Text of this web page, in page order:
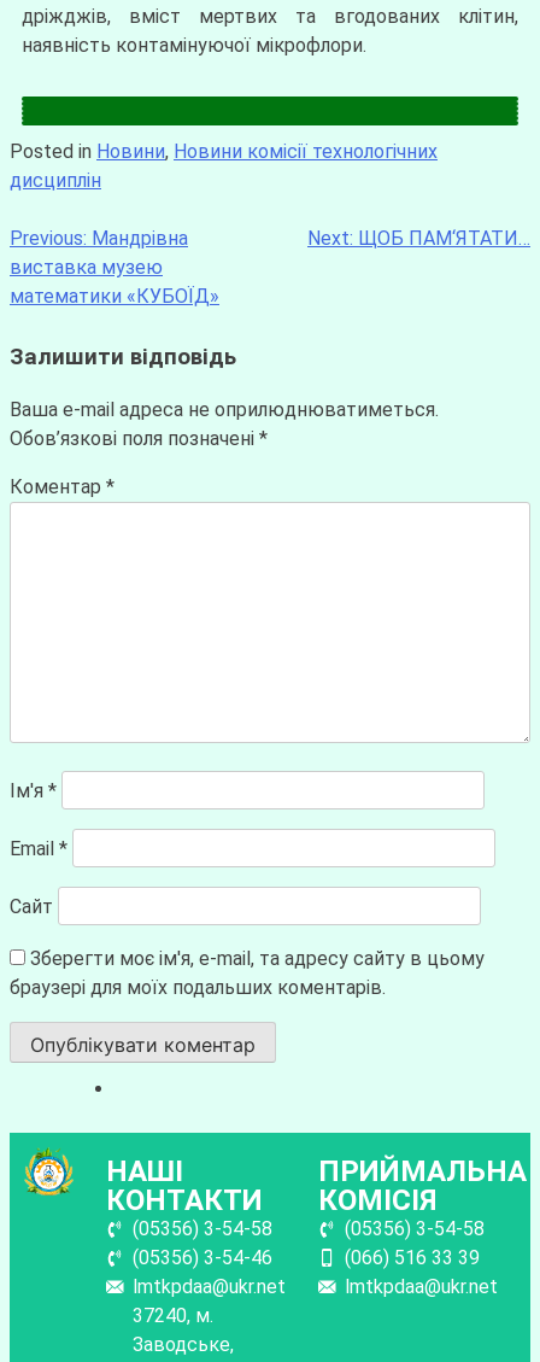
дріжджів, вміст мертвих та вгодованих клітин,
наявність контамінуючої мікрофлори.
Posted in Новини, Новини комісії технологічних
дисциплін
Previous: Мандрівна
виставка музею
математики «КУБОЇД»
Next: ЩОБ ПАМ‘ЯТАТИ…
Залишити відповідь
Ваша e-mail адреса не оприлюднюватиметься.
Обов’язкові поля позначені *
Коментар *
Ім'я *
Email *
Сайт
Зберегти моє ім'я, e-mail, та адресу сайту в цьому
браузері для моїх подальших коментарів.
НАШІ
КОНТАКТИ
(05356) 3-54-58
(05356) 3-54-46
lmtkpdaa@ukr.net
37240, м.
Заводське,
ПРИЙМАЛЬНА
КОМІСІЯ
(05356) 3-54-58
(066) 516 33 39
lmtkpdaa@ukr.net